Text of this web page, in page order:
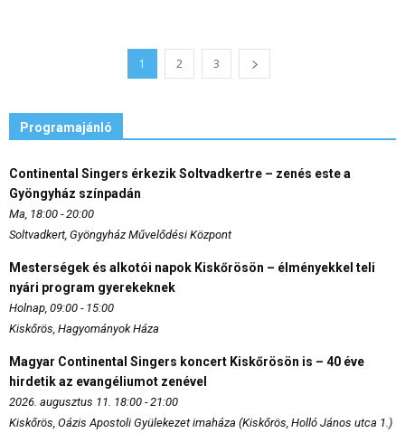
1 2 3
Programajánló
Continental Singers érkezik Soltvadkertre – zenés este a
Gyöngyház színpadán
Ma, 18:00 - 20:00
Soltvadkert, Gyöngyház Művelődési Központ
Mesterségek és alkotói napok Kiskőrösön – élményekkel teli
nyári program gyerekeknek
Holnap, 09:00 - 15:00
Kiskőrös, Hagyományok Háza
Magyar Continental Singers koncert Kiskőrösön is – 40 éve
hirdetik az evangéliumot zenével
2026. augusztus 11. 18:00 - 21:00
Kiskőrös, Oázis Apostoli Gyülekezet imaháza (Kiskőrös, Holló János utca 1.)